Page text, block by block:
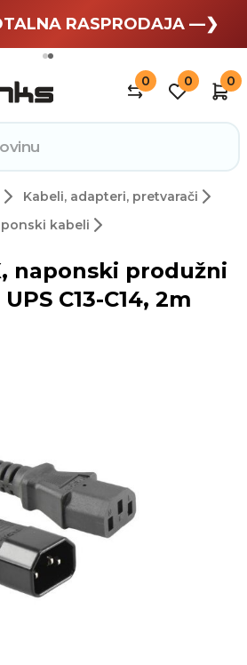
odmor —❯
RASPRODAJA —❯
0 0 0
Kabeli, adapteri, pretvarači
kabeli
naponski produžni
C13-C14, 2m